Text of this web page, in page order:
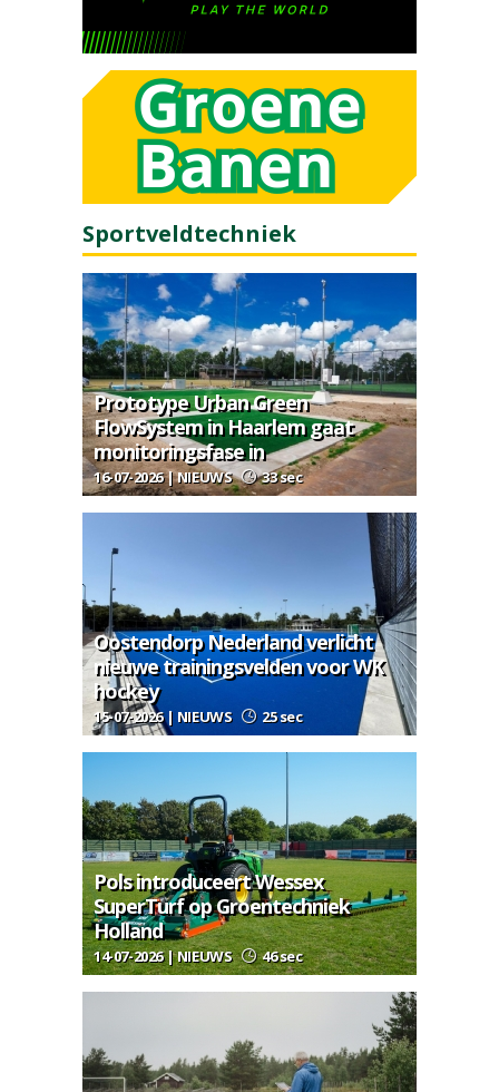
Sportveldtechniek
Prototype Urban Green
FlowSystem in Haarlem gaat
monitoringsfase in
16-07-2026 | NIEUWS 33 sec
Oostendorp Nederland verlicht
nieuwe trainingsvelden voor WK
hockey
15-07-2026 | NIEUWS 25 sec
Pols introduceert Wessex
SuperTurf op Groentechniek
Holland
14-07-2026 | NIEUWS 46 sec